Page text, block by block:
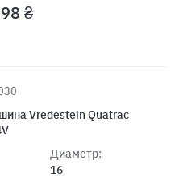
₴
Vredestein Quatrac
Диаметр:
16